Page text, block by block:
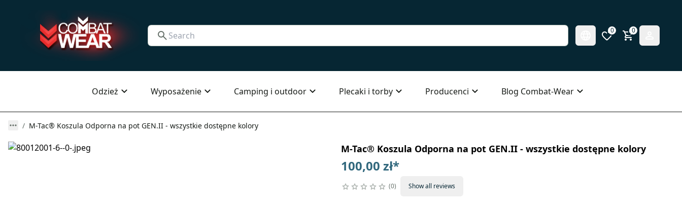
0 0
Odzież Wyposażenie Camping i outdoor Plecaki i torby Producenci Blog Combat-Wear
M-Tac® Koszula Odporna na pot GEN.II - wszystkie dostępne kolory
M-Tac® Koszula Odporna na pot GEN.II - wszystkie dostępne kolory
100,00 zł*
0 Show all reviews